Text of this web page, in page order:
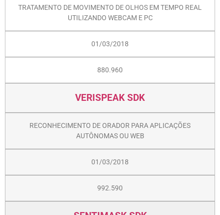
TRATAMENTO DE MOVIMENTO DE OLHOS EM TEMPO REAL
UTILIZANDO WEBCAM E PC
01/03/2018
880.960
VERISPEAK SDK
RECONHECIMENTO DE ORADOR PARA APLICAÇÕES
AUTÔNOMAS OU WEB
01/03/2018
992.590